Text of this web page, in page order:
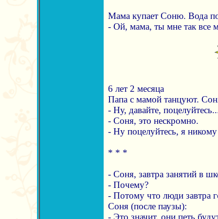
Мама купает Соню. Вода
- Ой, мама, ты мне так все
6 лет 2 месяца
Папа с мамой танцуют.
- Ну, давайте,
- Соня, это нескромно.
- Ну поцелуйтесь, я
* * *
- Соня, завтра занятий в
- Почему?
- Потому что люди завтра
Соня (после паузы):
- Это значит, они петь